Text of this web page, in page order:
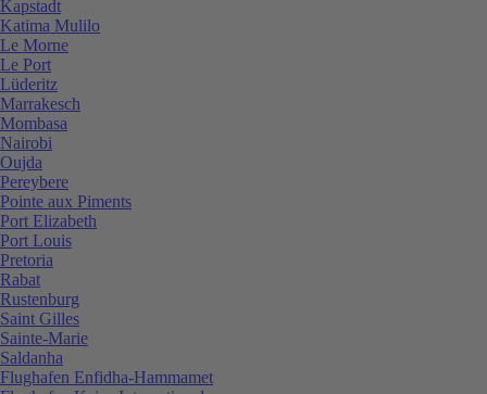
Kapstadt
Katima Mulilo
Le Morne
Le Port
Lüderitz
Marrakesch
Mombasa
Nairobi
Oujda
Pereybere
Pointe aux Piments
Port Elizabeth
Port Louis
Pretoria
Rabat
Rustenburg
Saint Gilles
Sainte-Marie
Saldanha
Flughafen Enfidha-Hammamet